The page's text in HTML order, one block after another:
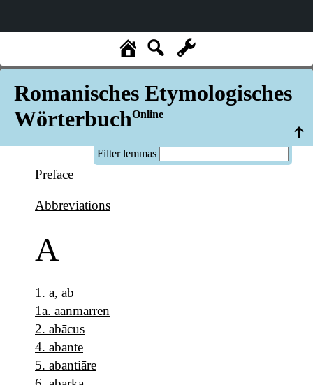
Romanisches Etymologisches
WörterbuchOnline
Filter lemmas
Preface
Abbreviations
A
1 . a, ab
1a. aanmarren
2. abācus
4. abante
5. abantiāre